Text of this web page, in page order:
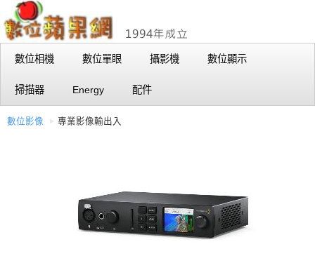
數位相機 數位單眼 攝影機 數位顯示
掃描器 Energy 配件
數位影像 專業影像輸出入